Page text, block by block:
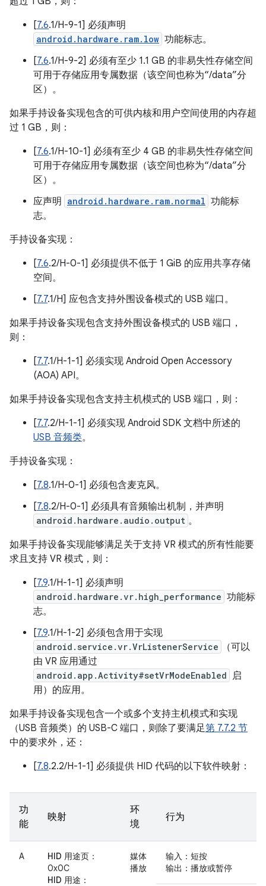
[7.6.1/H-9-1] 必须声明
android.hardware.ram.low 功能标志。
[7.6.1/H-9-2] 必须有至少 1.1 GB 的非易失性存储空间
可用于存储应用专属数据（该空间也称为“/data”分
区）。
如果手持设备实现包含的可供内核和用户空间使用的内存超
过 1 GB，则：
[7.6.1/H-10-1] 必须有至少 4 GB 的非易失性存储空间
可用于存储应用专属数据（该空间也称为“/data”分
区）。
应声明
android.hardware.ram.normal 功能标
志。
手持设备实现：
[7.6.2/H-0-1] 必须提供不低于 1 GiB 的应用共享存储
空间。
[7.7.1/H] 应包含支持外围设备模式的 USB 端口。
如果手持设备实现包含支持外围设备模式的 USB 端口，
则：
[7.7.1/H-1-1] 必须实现 Android Open Accessory
(AOA) API。
如果手持设备实现包含支持主机模式的 USB 端口，则：
[7.7.2/H-1-1] 必须实现 Android SDK 文档中所述的
USB 音频类。
手持设备实现：
[7.8.1/H-0-1] 必须包含麦克风。
[7.8.2/H-0-1] 必须具有音频输出机制，并声明
android.hardware.audio.output 。
如果手持设备实现能够满足关于支持 VR 模式的所有性能要
求且支持 VR 模式，则：
[7.9.1/H-1-1] 必须声明
android.hardware.vr.high_performance 功能标
志。
[7.9.1/H-1-2] 必须包含用于实现
android.service.vr.VrListenerService
（可以
由 VR 应用通过
android.app.Activity#setVrModeEnabled 启
用）的应用。
如果手持设备实现包含一个或多个支持主机模式和实现
（USB 音频类）的 USB-C 端口，则除了要满足第 7.7.2 节
中的要求外，还：
[7.8.2.2/H-1-1] 必须提供 HID 代码的以下软件映射：
功
能
映射
环
境
行为
A HID 用途页 ：
0x0C
HID 用途 ：
媒体
播放
输入 ：短按
输出 ：播放或暂停